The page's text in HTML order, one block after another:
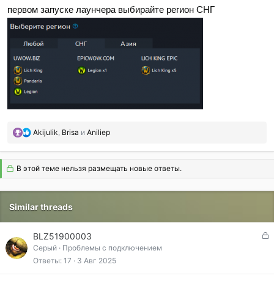
первом запуске лаунчера выбирайте регион СНГ
Р
а
к
ц
:
Akijulik, Brisa и Aniliep
В этой теме нельзя размещать новые ответы.
Similar threads
З
BLZ51900003
Серый
Проблемы с подключением
Ответы 17 3 Авг 2025